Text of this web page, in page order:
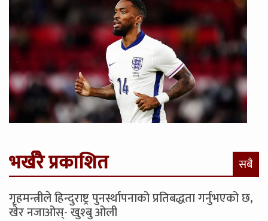
भर्खरै प्रकाशित सबै
गृहमन्त्रीले हिन्दुराष्ट्र पुनर्स्थापनाको प्रतिबद्धता गर्नुभएको छ,
खेर नजाओस्- खुश्बु ओली